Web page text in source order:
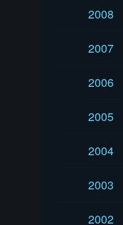
2008
2007
2006
2005
2004
2003
2002